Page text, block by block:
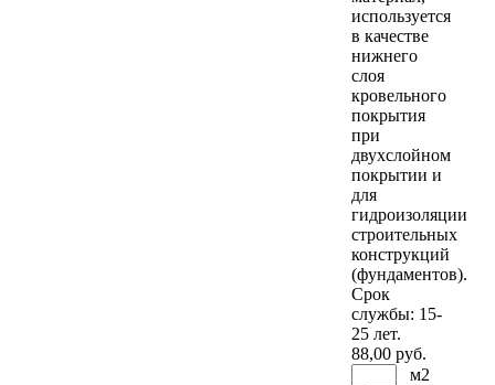
используется
в качестве
нижнего
слоя
кровельного
покрытия
при
двухслойном
покрытии и
для
гидроизоляции
строительных
конструкций
(фундаментов).
Срок
службы: 15-
25 лет.
88,00 руб.
м2